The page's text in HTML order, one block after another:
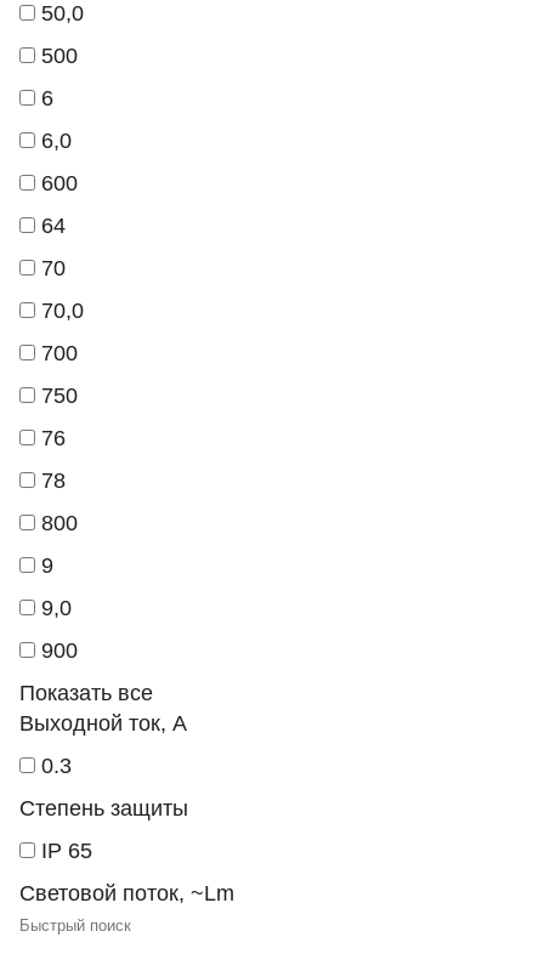
50,0
500
6
6,0
600
64
70
70,0
700
750
76
78
800
9
9,0
900
Показать все
Выходной ток, А
0.3
Степень защиты
IP 65
Световой поток, ~Lm